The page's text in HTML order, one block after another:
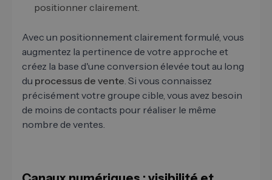
positionner clairement.
Avec un positionnement clairement formulé, vous
augmentez la pertinence de votre approche et
créez la base d'une conversion élevée tout au long
du processus de vente. Si vous connaissez
précisément votre groupe cible, vous avez besoin
de moins de contacts pour réaliser le même
nombre de ventes.